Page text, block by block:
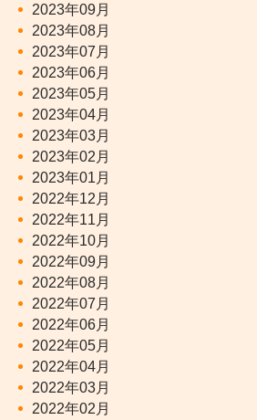
2023年09月
2023年08月
2023年07月
2023年06月
2023年05月
2023年04月
2023年03月
2023年02月
2023年01月
2022年12月
2022年11月
2022年10月
2022年09月
2022年08月
2022年07月
2022年06月
2022年05月
2022年04月
2022年03月
2022年02月